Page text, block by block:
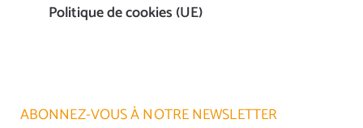
Politique de cookies (UE)
ABONNEZ-VOUS À NOTRE NEWSLETTER